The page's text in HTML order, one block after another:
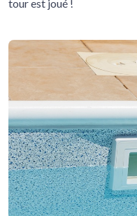
tour est joué !